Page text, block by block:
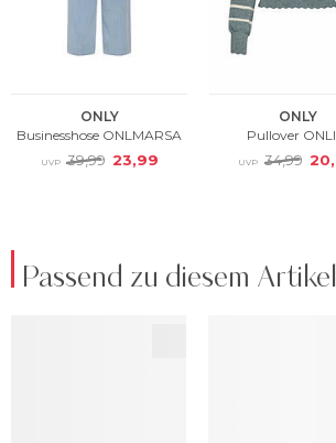
Passend zu diesem Artikel